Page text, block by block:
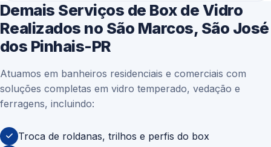
Demais Serviços de Box de Vidro
Realizados no São Marcos, São José
dos Pinhais-PR
Atuamos em banheiros residenciais e comerciais com
soluções completas em vidro temperado, vedação e
ferragens, incluindo:
Troca de roldanas, trilhos e perfis do box